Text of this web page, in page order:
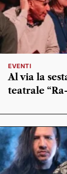
EVENTI
Al via la
teatrale